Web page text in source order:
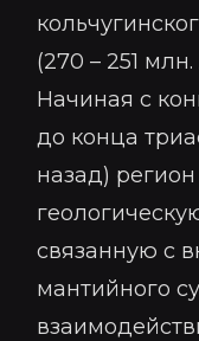
(270 – 251
Начиная с
до конца
назад)
связанную с
мантийного